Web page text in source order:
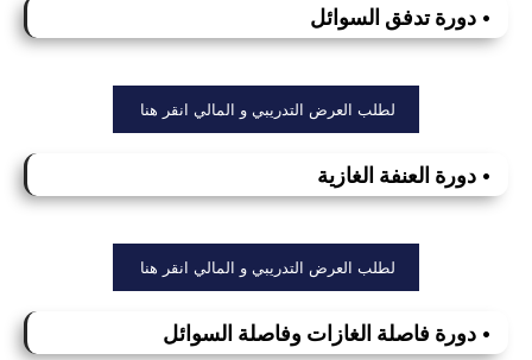
• دورة تدفق السوائل
لطلب العرض التدريبي و المالي انقر هنا
• دورة العنفة الغازية
لطلب العرض التدريبي و المالي انقر هنا
• دورة فاصلة الغازات وفاصلة السوائل